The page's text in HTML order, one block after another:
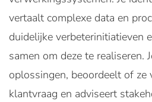
vertaalt complexe data en
duidelijke verbeterinitiatieven
samen om deze te realiseren.
oplossingen, beoordeelt of ze
klantvraag en adviseert